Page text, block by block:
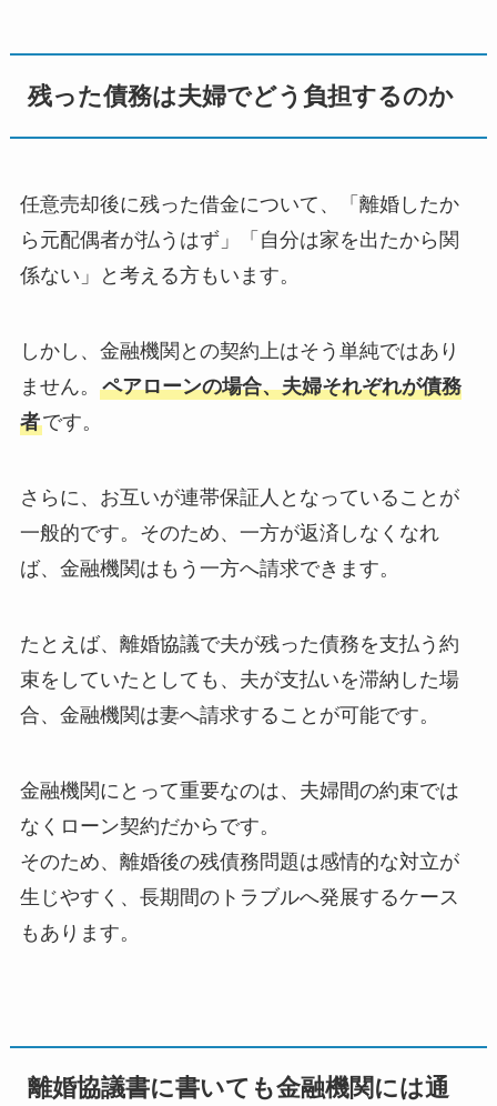
残った債務は夫婦でどう負担するのか
任意売却後に残った借金について、「離婚したか
ら元配偶者が払うはず」「自分は家を出たから関
係ない」と考える方もいます。
しかし、金融機関との契約上はそう単純ではあり
ません。 ペアローンの場合、夫婦それぞれが債務
者です。
さらに、お互いが連帯保証人となっていることが
一般的です。そのため、一方が返済しなくなれ
ば、金融機関はもう一方へ請求できます。
たとえば、離婚協議で夫が残った債務を支払う約
束をしていたとしても、夫が支払いを滞納した場
合、金融機関は妻へ請求することが可能です。
金融機関にとって重要なのは、夫婦間の約束では
なくローン契約だからです。
そのため、離婚後の残債務問題は感情的な対立が
生じやすく、長期間のトラブルへ発展するケース
もあります。
離婚協議書に書いても金融機関には通